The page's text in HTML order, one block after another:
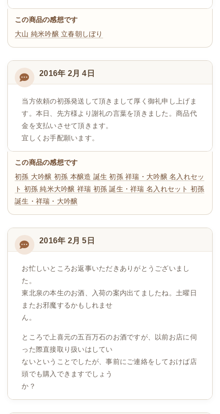
この商品の感想です
大山 純米吟醸 立春朝しぼり
2016年 2月 4日
当方依頼の初孫発送して頂きまして厚く御礼申し上げま
す。本日、先方様より謝礼の言葉を頂きました。商品代
金を支払いさせて頂きます。
宜しくお手配願います。
この商品の感想です
初孫 大吟醸 初孫 本醸造 誕生初孫 祥瑞・大吟醸 名入れセッ
ト 初孫 純米大吟醸 祥瑞 初孫 誕生・祥瑞 名入れセット 初孫
誕生・祥瑞・大吟醸
2016年 2月 5日
お忙しいところお返事いただきありがとうございまし
た。
東北泉の本生のお酒、入荷の案内出てましたね。土曜日
またお邪魔するかもしれませ
ん。
ところで上喜元の五百万石のお酒ですが、以前お店に伺
った際直接取り扱いはしてい
ないということでしたが、事前にご連絡をしておけば店
頭でも購入できますでしょう
か？